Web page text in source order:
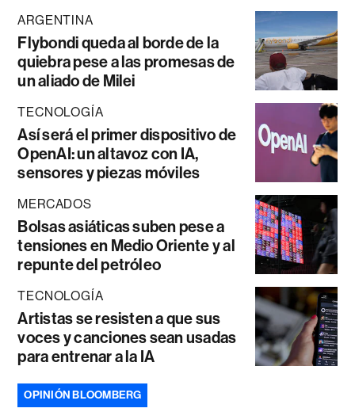
ARGENTINA
Flybondi queda al borde de la
quiebra pese a las promesas de
un aliado de Milei
TECNOLOGÍA
Así será el primer dispositivo de
OpenAI: un altavoz con IA,
sensores y piezas móviles
MERCADOS
Bolsas asiáticas suben pese a
tensiones en Medio Oriente y al
repunte del petróleo
TECNOLOGÍA
Artistas se resisten a que sus
voces y canciones sean usadas
para entrenar a la IA
OPINIÓN BLOOMBERG